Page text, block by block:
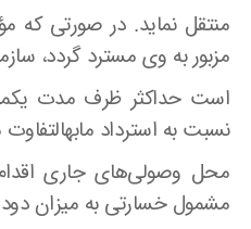
منتقل نماید. در صورتی که
مزبور به وی مسترد گردد،
است حداکثر ظرف مدت
نسبت به استرداد مابهالتفاوت
محل وصولی‌های جاری
مشمول خسارتی به میزان